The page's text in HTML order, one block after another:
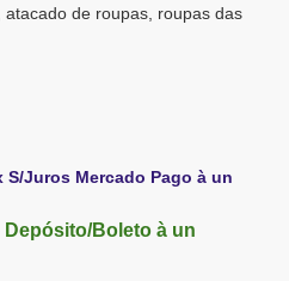
de roupas, roupas das
S/Juros Mercado Pago à un
Depósito/Boleto à un